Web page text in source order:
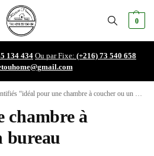
0
134 434Ou par Fixe: (+216) 73 540 658
“idéal pour une chambre à coucher ou un bureau”
chambre à
bureau